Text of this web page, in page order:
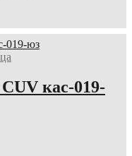
кас-019-